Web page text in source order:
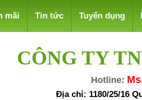
mãi Tin tức Tuyển dụng
CÔNG TY
Hotline:
Địa chỉ: 1180/25/16